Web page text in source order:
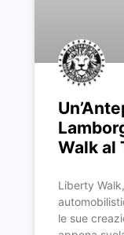
Walk al
Liberty
le sue